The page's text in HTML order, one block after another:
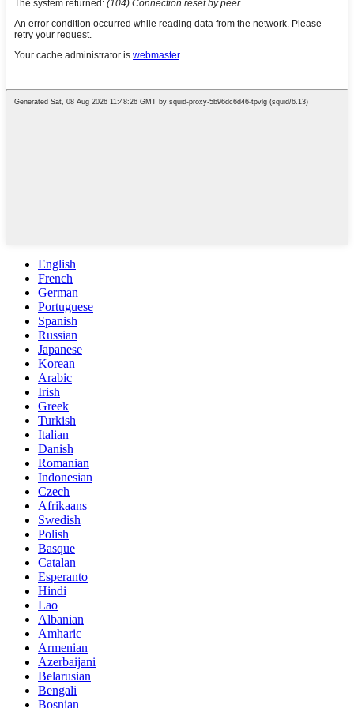
English
French
German
Portuguese
Spanish
Russian
Japanese
Korean
Arabic
Irish
Greek
Turkish
Italian
Danish
Romanian
Indonesian
Czech
Afrikaans
Swedish
Polish
Basque
Catalan
Esperanto
Hindi
Lao
Albanian
Amharic
Armenian
Azerbaijani
Belarusian
Bengali
Bosnian